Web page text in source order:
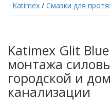
Katimex / Смазки для
Katimex Glit
монтажа
городской и
канализации